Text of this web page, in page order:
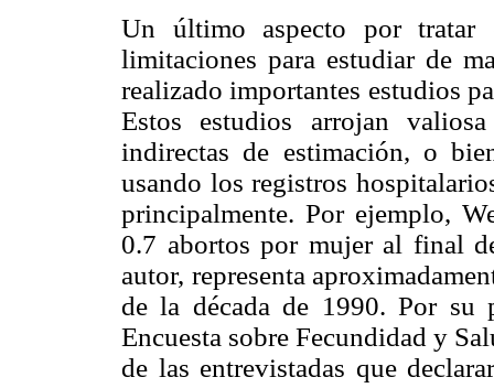
Un último aspecto por
limitaciones para estudiar de
realizado importantes estudios
Estos estudios arrojan
indirectas de estimación, o
usando los registros
principalmente. Por ejemplo,
0.7 abortos por mujer al final
autor, representa
de la década de 1990. Por su
Encuesta sobre Fecundidad y
de las entrevistadas que